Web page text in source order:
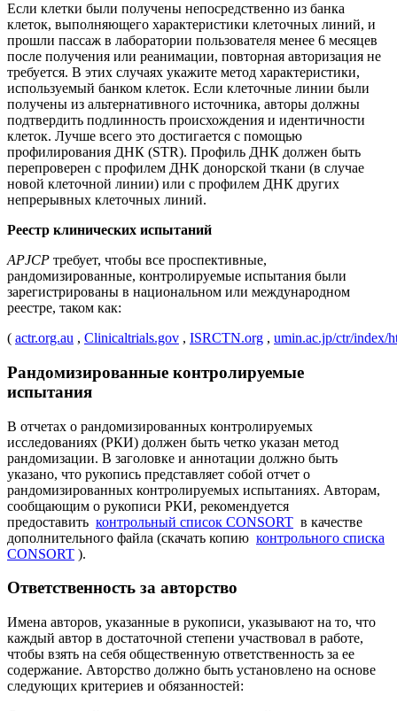
Если клетки были получены непосредственно из банка
клеток, выполняющего характеристики клеточных линий, и
прошли пассаж в лаборатории пользователя менее 6 месяцев
после получения или реанимации, повторная авторизация не
требуется. В этих случаях укажите метод характеристики,
используемый банком клеток. Если клеточные линии были
получены из альтернативного источника, авторы должны
подтвердить подлинность происхождения и идентичности
клеток. Лучше всего это достигается с помощью
профилирования ДНК (STR). Профиль ДНК должен быть
перепроверен с профилем ДНК донорской ткани (в случае
новой клеточной линии) или с профилем ДНК других
непрерывных клеточных линий.
Реестр клинических испытаний
APJCP требует, чтобы все проспективные,
рандомизированные, контролируемые испытания были
зарегистрированы в национальном или международном
реестре, таком как:
( actr.org.au , Clinicaltrials.gov , ISRCTN.org , umin.ac.jp/ctr/index/
Рандомизированные контролируемые
испытания
В отчетах о рандомизированных контролируемых
исследованиях (РКИ) должен быть четко указан метод
рандомизации. В заголовке и аннотации должно быть
указано, что рукопись представляет собой отчет о
рандомизированных контролируемых испытаниях. Авторам,
сообщающим о рукописи РКИ, рекомендуется
предоставить контрольный список CONSORT в качестве
дополнительного файла (скачать копию контрольного списка
CONSORT ).
Ответственность за авторство
Имена авторов, указанные в рукописи, указывают на то, что
каждый автор в достаточной степени участвовал в работе,
чтобы взять на себя общественную ответственность за ее
содержание. Авторство должно быть установлено на основе
следующих критериев и обязанностей: